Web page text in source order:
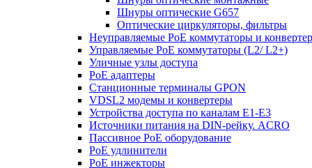
Шнуры оптические G657
Оптические циркуляторы, фильтры
Неуправляемые PoE коммутаторы и
Управляемые PoE коммутаторы (L2/ L2+)
Уличные узлы доступа
PoE адаптеры
Станционные терминалы GPON
VDSL2 модемы и конвертеры
Устройства доступа по каналам E1-E3
Источники питания на DIN-рейку. ACRO
Пассивное PoE оборудование
PoE удлинители
PoE инжекторы